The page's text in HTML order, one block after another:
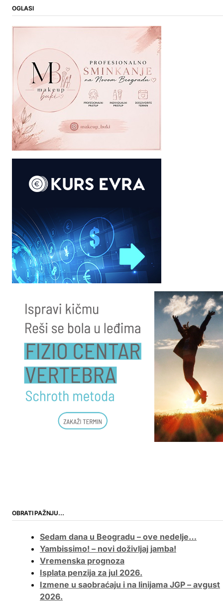
OGLASI
OBRATI PAŽNJU…
Sedam dana u Beogradu – ove nedelje…
Yambissimo! – novi doživljaj jamba!
Vremenska prognoza
Isplata penzija za jul 2026.
Izmene u saobraćaju i na linijama JGP – avgust
2026.